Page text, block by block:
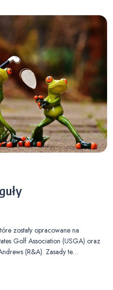
zostały opracowane na
Golf Association (USGA) oraz
(R&A). Zasady te…